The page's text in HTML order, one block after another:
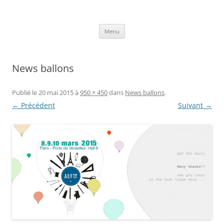
Menu
News ballons
Publié le20 mai 2015à 950 × 450dans News ballons.
← Précédent Suivant →